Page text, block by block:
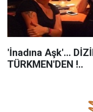
'İnadına Aşk'...
TÜRKMEN'DEN !..